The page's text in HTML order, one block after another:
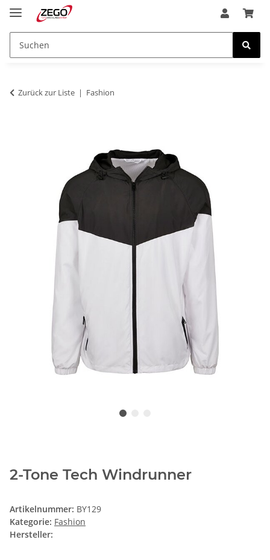
Zurück zur Liste Fashion
2-Tone Tech Windrunner
Artikelnummer: BY129
Kategorie: Fashion
Hersteller: